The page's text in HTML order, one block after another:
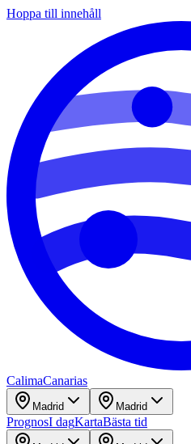
Hoppa till innehåll
CalimaCanarias
Madrid Madrid
PrognosI dagKartaBästa tid